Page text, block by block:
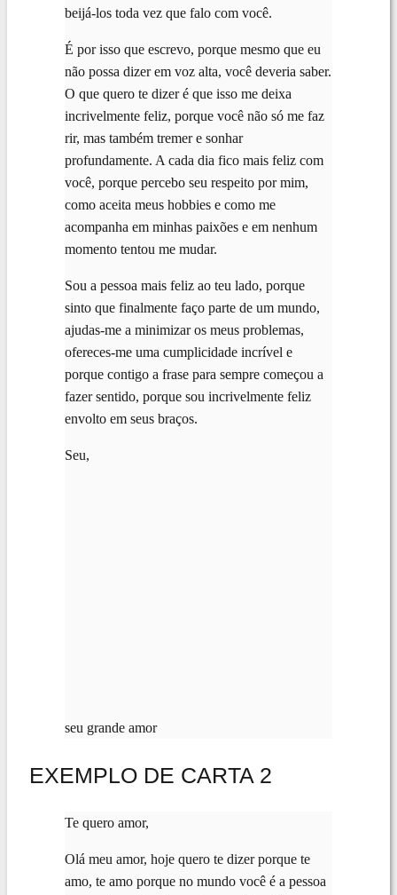
beijá-los toda vez que falo com você.
É por isso que escrevo, porque mesmo que eu
não possa dizer em voz alta, você deveria saber.
O que quero te dizer é que isso me deixa
incrivelmente feliz, porque você não só me faz
rir, mas também tremer e sonhar
profundamente. A cada dia fico mais feliz com
você, porque percebo seu respeito por mim,
como aceita meus hobbies e como me
acompanha em minhas paixões e em nenhum
momento tentou me mudar.
Sou a pessoa mais feliz ao teu lado, porque
sinto que finalmente faço parte de um mundo,
ajudas-me a minimizar os meus problemas,
ofereces-me uma cumplicidade incrível e
porque contigo a frase para sempre começou a
fazer sentido, porque sou incrivelmente feliz
envolto em seus braços.
Seu,
seu grande amor
EXEMPLO DE CARTA 2
Te quero amor,
Olá meu amor, hoje quero te dizer porque te
amo, te amo porque no mundo você é a pessoa